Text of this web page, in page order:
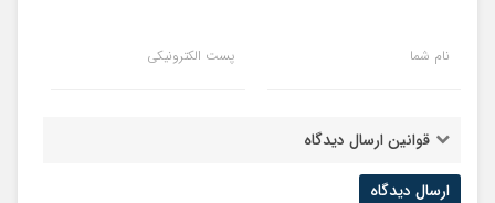
نام شما پست الکترونیکی
قوانین ارسال دیدگاه